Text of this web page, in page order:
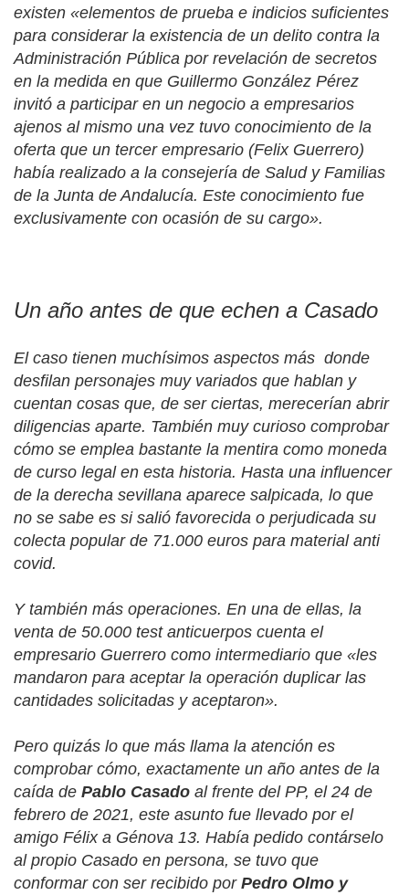
existen «elementos de prueba e indicios suficientes
para considerar la existencia de un delito contra la
Administración Pública por revelación de secretos
en la medida en que Guillermo González Pérez
invitó a participar en un negocio a empresarios
ajenos al mismo una vez tuvo conocimiento de la
oferta que un tercer empresario (Felix Guerrero)
había realizado a la consejería de Salud y Familias
de la Junta de Andalucía. Este conocimiento fue
exclusivamente con ocasión de su cargo».
Un año antes de que echen a Casado
El caso tienen muchísimos aspectos más donde
desfilan personajes muy variados que hablan y
cuentan cosas que, de ser ciertas, merecerían abrir
diligencias aparte. También muy curioso comprobar
cómo se emplea bastante la mentira como moneda
de curso legal en esta historia. Hasta una influencer
de la derecha sevillana aparece salpicada, lo que
no se sabe es si salió favorecida o perjudicada su
colecta popular de 71.000 euros para material anti
covid.
Y también más operaciones. En una de ellas, la
venta de 50.000 test anticuerpos cuenta el
empresario Guerrero como intermediario que «les
mandaron para aceptar la operación duplicar las
cantidades solicitadas y aceptaron».
Pero quizás lo que más llama la atención es
comprobar cómo, exactamente un año antes de la
caída de Pablo Casado al frente del PP, el 24 de
febrero de 2021, este asunto fue llevado por el
amigo Félix a Génova 13. Había pedido contárselo
al propio Casado en persona, se tuvo que
conformar con ser recibido por Pedro Olmo y